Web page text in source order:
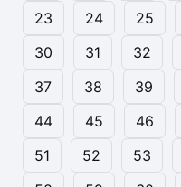
23
24 25
30
31 32
37
38 39
44
45 46
51
52 53